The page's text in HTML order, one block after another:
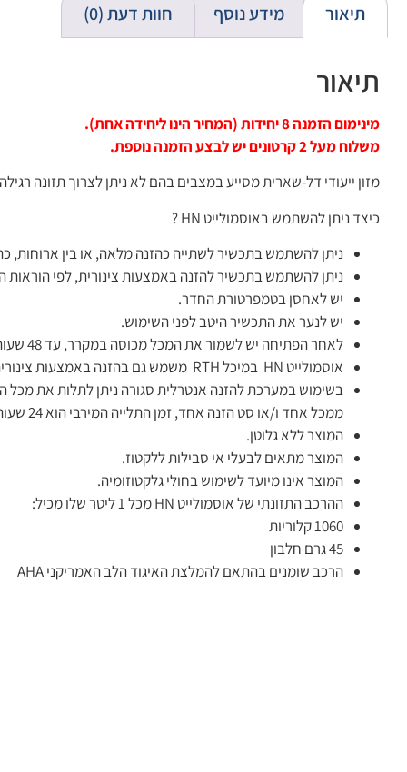
תיאור מידע נוסף חוות דעת (0)
תיאור
מינימום הזמנה 8 יחידות (המחיר הינו ליחידה אחת).
משלוח מעל 2 קרטונים יש לבצע הזמנה נוספת.
מזון ייעודי דל-שארית מסייע במצבים בהם לא ניתן לצרוך תזונה
כיצד ניתן להשתמש באוסמולייט HN ?
ניתן להשתמש בתכשיר לשתייה כהזנה מלאה, או בין ארוחות,
ניתן להשתמש בתכשיר להזנה באמצעות צינורית, לפי הוראות
יש לאחסן בטמפרטורת החדר.
יש לנער את התכשיר היטב לפני השימוש.
לאחר הפתיחה יש לשמור את המכל מכוסה במקרר, עד 48 שעות מפתיחתו. יש לזרוק מזון שלא נעשה בו שימוש תוך 48 שעות.
אוסמולייט HN במיכל RTH משמש גם בהזנה באמצעות צינורית במערכת סגורה.
ממכל אחד ו/או סט הזנה אחד, זמן התלייה המירבי הוא 24 שעות.
המוצר ללא גלוטן.
המוצר מתאים לבעלי אי סבילות ללקטוז.
המוצר אינו מיועד לשימוש בחולי גלקטוזומיה.
ההרכב התזונתי של אוסמולייט HN מכל 1 ליטר שלו מכיל:
1060 קלוריות
45 גרם חלבון
הרכב שומנים בהתאם להמלצת האיגוד הלב האמריקני AHA